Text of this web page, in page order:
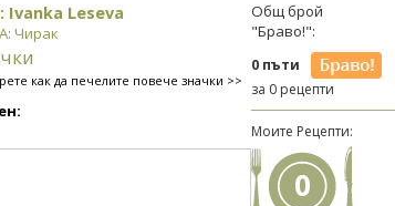
Ivanka Leseva
Чирак
как да печелите повече значки >>
Общ брой
"Браво!":
0 пъти
за 0 рецепти
Моите Рецепти:
0